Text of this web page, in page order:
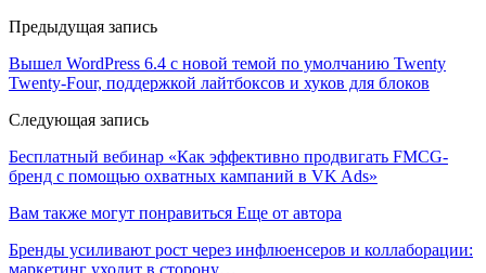
Предыдущая запись
Вышел WordPress 6.4 с новой темой по умолчанию Twenty
Twenty-Four, поддержкой лайтбоксов и хуков для блоков
Следующая запись
Бесплатный вебинар «Как эффективно продвигать FMCG-
бренд с помощью охватных кампаний в VK Ads»
Вам также могут понравиться Еще от автора
Бренды усиливают рост через инфлюенсеров и коллаборации:
маркетинг уходит в сторону…